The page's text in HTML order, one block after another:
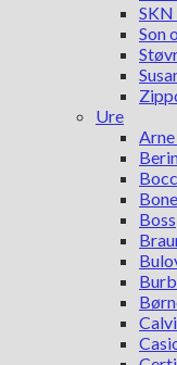
SKN
Son
Ure
Boss